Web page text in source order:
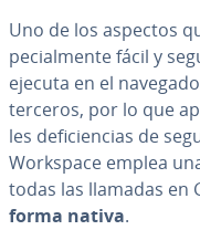
Uno de los aspectos
pe­cia­l­me­n­te fácil y
ejecuta en el
terceros, por lo que
les de­fi­cie­n­cias de
Workspace emplea
todas las llamadas en
forma nativa.